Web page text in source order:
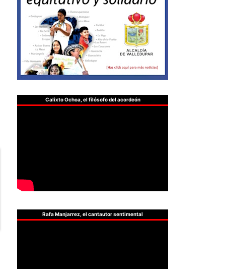
Calixto Ochoa, el filósofo del acordeón
Rafa Manjarrez, el cantautor sentimental